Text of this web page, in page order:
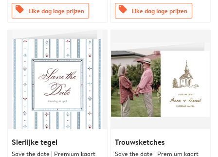
offers Elke dag lage prijzen offers Elke dag lage prijzen
Sierlijke tegel
Save the date | Premium kaart
Trouwsketches
Save the date | Premium kaart